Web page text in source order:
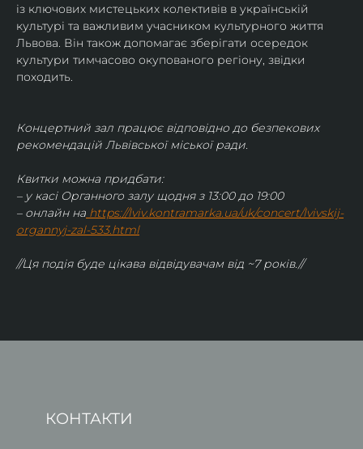
із ключових мистецьких колективів в українській
культурі та важливим учасником культурного життя
Львова. Він також допомагає зберігати осередок
культури тимчасово окупованого регіону, звідки
походить.
Концертний зал працює відповідно до безпекових
рекомендацій Львівської міської ради.
Квитки можна придбати:
– у касі Органного залу щодня з 13:00 до 19:00
– онлайн на https://lviv.kontramarka.ua/uk/concert/lvivskij-
organnyj-zal-533.html
//Ця подія буде цікава відвідувачам від ~7 років.//
КОНТАКТИ